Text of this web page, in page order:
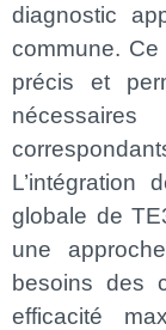
diagnostic
commune.
précis et
L’intégration
globale de
une
besoins des
efficacité